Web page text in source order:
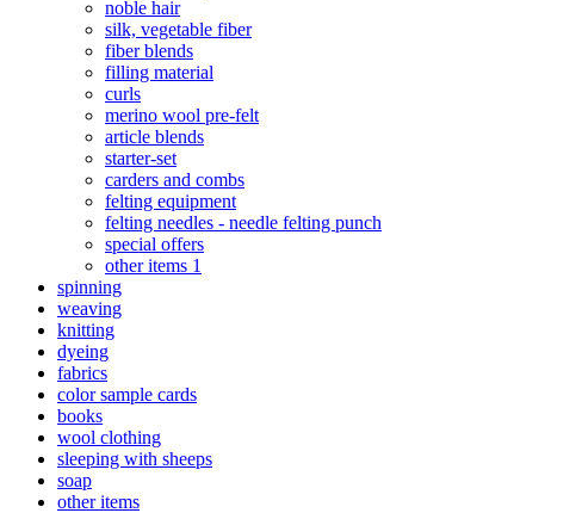
noble hair
silk, vegetable fiber
fiber blends
filling material
curls
merino wool pre-felt
article blends
starter-set
carders and combs
felting equipment
felting needles - needle felting punch
special offers
other items 1
spinning
weaving
knitting
dyeing
fabrics
color sample cards
books
wool clothing
sleeping with sheeps
soap
other items